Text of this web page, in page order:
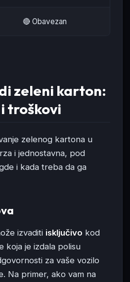
🔴 Obavezan
zeleni karton:
troškovi
zelenog kartona u
i jednostavna, pod
i kada treba da ga
izvaditi isključivo kod
koja je izdala polisu
za vaše vozilo
Na primer, ako vam na